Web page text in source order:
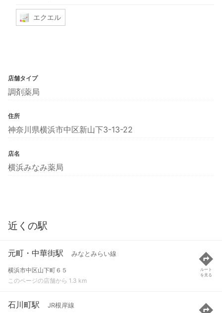
エクエル
店舗タイプ
調剤薬局
住所
神奈川県横浜市中区新山下3-13-22
店名
横浜みなみ薬局
近くの駅
元町・中華街駅 みなとみらい線
横浜市中区山下町６５
このページの店舗から 1.3 km
ルート
を見る
石川町駅 JR根岸線